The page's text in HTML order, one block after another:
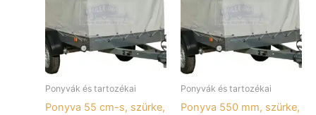
Ponyvák és tartozékai
Ponyva 55 cm-s, szürke,
Ponyvák és tartozékai
Ponyva 550 mm, szürke,